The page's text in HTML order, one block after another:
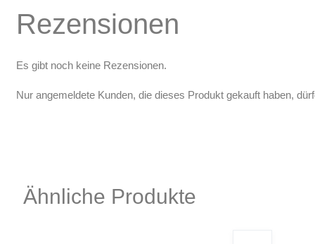
Rezensionen
Es gibt noch keine Rezensionen.
Nur angemeldete Kunden, die dieses Produkt gekauft haben,
Ähnliche Produkte